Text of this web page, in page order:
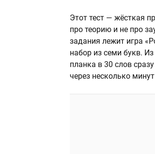
Этот тест — жёсткая
про теорию и не про
задания лежит игра
набор из семи букв.
планка в 30 слов
через несколько